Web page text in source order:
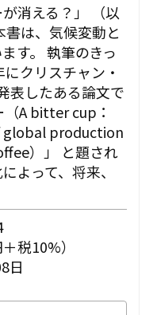
消える？」 （以
は、気候変動と
す。 執筆のきっ
クリスチャン・
表したある論文で
A bitter cup：
global production
）」 と題され
よって、将来、
税10%）
日